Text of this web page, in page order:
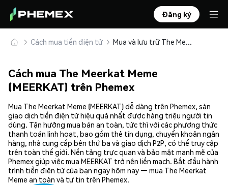
Đăng ký
Cách mua tiền điện tử Mua và lưu trữ The Meerkat Meme (MEERKAT) an toàn
Cách mua The Meerkat Meme
(MEERKAT) trên Phemex
Mua The Meerkat Meme (MEERKAT) dễ dàng trên Phemex, sàn
giao dịch tiền điện tử hiệu quả nhất được hàng triệu người tin
dùng. Tận hưởng mua bán an toàn, tức thì với các phương thức
thanh toán linh hoạt, bao gồm thẻ tín dụng, chuyển khoản ngân
hàng, nhà cung cấp bên thứ ba và giao dịch P2P, có thể truy cập
trên toàn thế giới. Nền tảng trực quan và bảo mật mạnh mẽ của
Phemex giúp việc mua MEERKAT trở nên liền mạch. Bắt đầu hành
trình tiền điện tử của bạn ngay hôm nay — mua The Meerkat
Meme an toàn và tự tin trên Phemex.